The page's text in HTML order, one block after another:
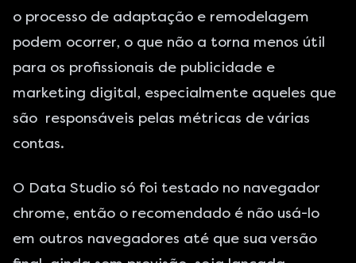
o processo de adaptação e remodelagem
podem ocorrer, o que não a torna menos útil
para os profissionais de publicidade e
marketing digital, especialmente aqueles que
são responsáveis pelas métricas de várias
contas.
O Data Studio só foi testado no navegador
chrome, então o recomendado é não usá-lo
em outros navegadores até que sua versão